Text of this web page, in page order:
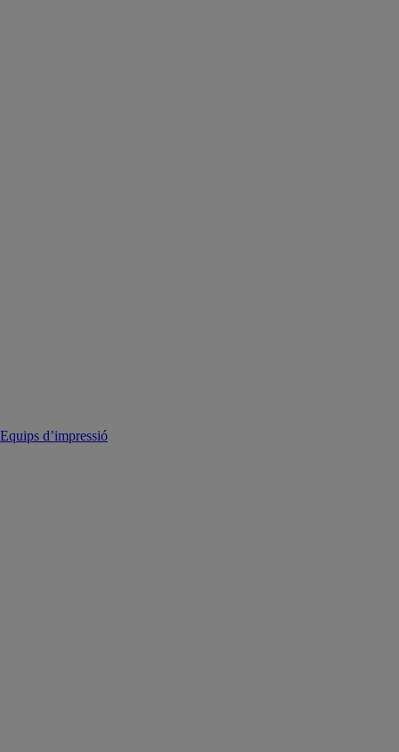
Equips d’impressió